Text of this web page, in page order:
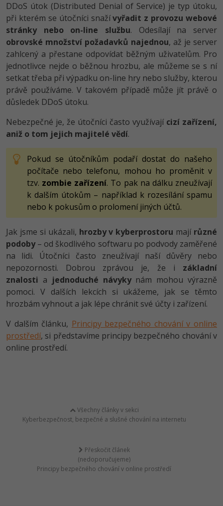
DDoS útok (Distributed Denial of Service) je typ útoku,
při kterém se útočníci snažívyřadit z provozu webové
stránky nebo on-line službu. Odesílají na server
obrovské množství požadavků najednou, až je server
zahlcený a přestane odpovídat běžným uživatelům. Pro
jednotlivce nejde o běžnou hrozbu, ale můžeme se s ní
setkat třeba při výpadku on-line hry nebo služby, kterou
právě používáme. V takovém případě může jít právě o
důsledek DDoS útoku.
Nebezpečné je, že útočníci často využívají cizí zařízení,
aniž o tom jejich majitelé vědí.
Pokud se útočníkům podaří dostat do našeho
počítače nebo telefonu, mohou ho proměnit v
tzv. zombie zařízení. To pak na dálku zneužívají
k dalším útokům – například k rozesílání spamu
nebo k pokusům o prolomení jiných účtů.
Jak jsme si ukázali, hrozby v kyberprostoru mají různé
podoby– od škodlivého softwaru po podvody zaměřené
na lidi. Útočníci často zneužívají naší důvěry nebo
nepozornosti. Dobrou zprávou je, že i základní
znalosti a jednoduché návykynám mohou výrazně
pomoci. V dalších lekcích si ukážeme, jak se těmto
hrozbám vyhnout a jak lépe chránit své účty i zařízení.
V dalším článku, Principy bezpečného chování v online
prostředí, si představíme principy bezpečného chování v
online prostředí.
Všechny články v sekci
Kyberbezpečnost, bezpečné a slušné chování na internetu
Přeskočit článek
(nedoporučujeme)
Principy bezpečného chování v online prostředí